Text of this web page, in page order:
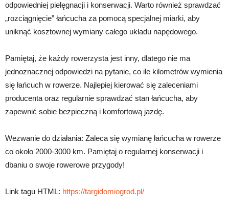
odpowiedniej pielęgnacji i konserwacji. Warto również sprawdzać
„rozciągnięcie” łańcucha za pomocą specjalnej miarki, aby
uniknąć kosztownej wymiany całego układu napędowego.
Pamiętaj, że każdy rowerzysta jest inny, dlatego nie ma
jednoznacznej odpowiedzi na pytanie, co ile kilometrów wymienia
się łańcuch w rowerze. Najlepiej kierować się zaleceniami
producenta oraz regularnie sprawdzać stan łańcucha, aby
zapewnić sobie bezpieczną i komfortową jazdę.
Wezwanie do działania: Zaleca się wymianę łańcucha w rowerze
co około 2000-3000 km. Pamiętaj o regularnej konserwacji i
dbaniu o swoje rowerowe przygody!
Link tagu HTML: https://targidomiogrod.pl/